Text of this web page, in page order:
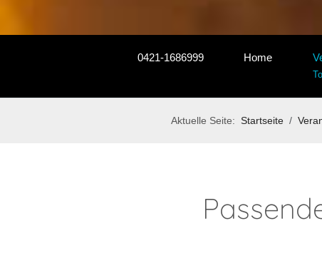
0421-1686999 Home
Aktuelle Seite: Startseite